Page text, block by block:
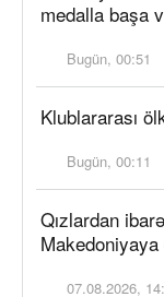
medalla başa
Bugün, 00:51
Klublararası
Bugün, 00:11
Qızlardan
07.08.2026,